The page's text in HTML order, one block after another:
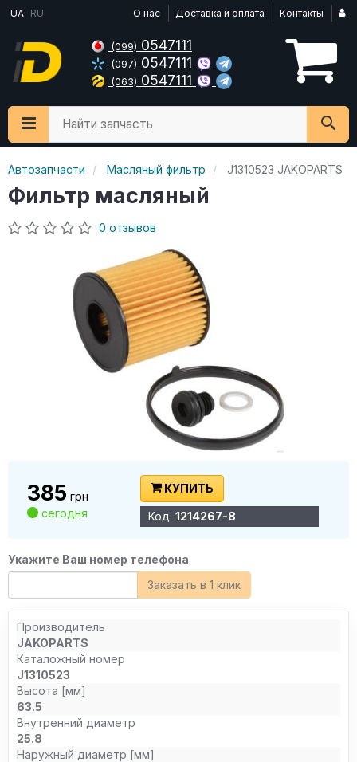
UA RU О нас Доставка и оплата Контакты
(099) 0547111
(097) 0547111
(063) 0547111
Найти запчасть
Автозапчасти Масляный фильтр J1310523 JAKOPARTS
Фильтр масляный
0 отзывов
385 грн
сегодня
КУПИТЬ
Код: 1214267-8
Укажите Ваш номер телефона
Заказать в 1 клик
Производитель
JAKOPARTS
Каталожный номер
J1310523
Высота [мм]
63.5
Внутренний диаметр
25.8
Наружный диаметр [мм]